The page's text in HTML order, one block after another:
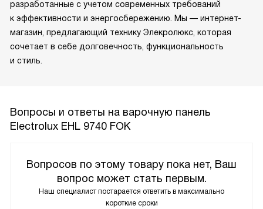
разработанные с учетом современных требований
к эффективности и энергосбережению. Мы — интернет-
магазин, предлагающий технику Элекролюкс, которая
сочетает в себе долговечность, функциональность
и стиль.
Вопросы и ответы на варочную панель
Electrolux EHL 9740 FOK
Вопросов по этому товару пока нет, Ваш
вопрос может стать первым.
Наш специалист постарается ответить в максимально
короткие сроки